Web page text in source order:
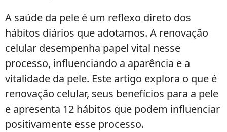
A saúde da pele é um reflexo direto dos
hábitos diários que adotamos. A renovação
celular desempenha papel vital nesse
processo, influenciando a aparência e a
vitalidade da pele. Este artigo explora o que é
renovação celular, seus benefícios para a pele
e apresenta 12 hábitos que podem influenciar
positivamente esse processo.